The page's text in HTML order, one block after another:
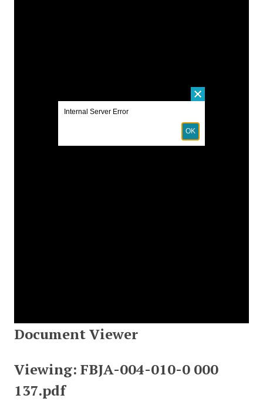
Document Viewer
Viewing: FBJA-004-010-0 000
137.pdf